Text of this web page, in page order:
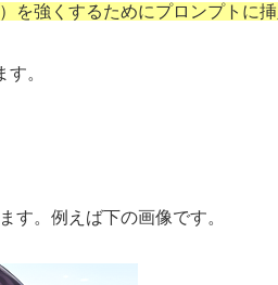
を強くするためにプロンプトに
。
す。例えば下の画像です。